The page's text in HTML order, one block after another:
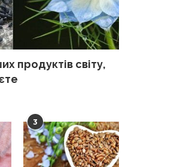
продуктів світу,
3